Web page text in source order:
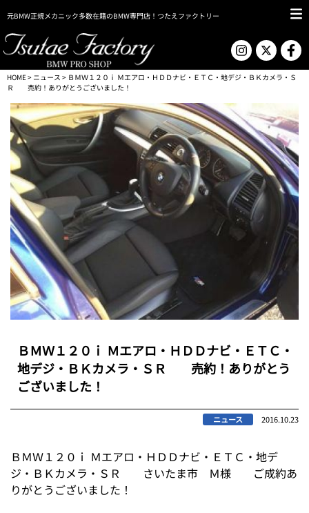
元BMW正規メカニック多数在籍のBMW専門店！つたえファクトリー
HOME> ニュース > ＢＭＷ１２０ｉ Ｍエアロ・ＨＤＤナビ・ＥＴＣ・地デジ・ＢＫカメラ・Ｓ
Ｒ 売約！ありがとうございました！
ＢＭＷ１２０ｉ Ｍエアロ・ＨＤＤナビ・ＥＴＣ・
地デジ・ＢＫカメラ・ＳＲ 売約！ありがとう
ございました！
ニュース 2016.10.23
ＢＭＷ１２０ｉ Ｍエアロ・ＨＤＤナビ・ＥＴＣ・地デ
ジ・ＢＫカメラ・ＳＲ さいたま市 Ｍ様 ご成約あ
りがとうございました！